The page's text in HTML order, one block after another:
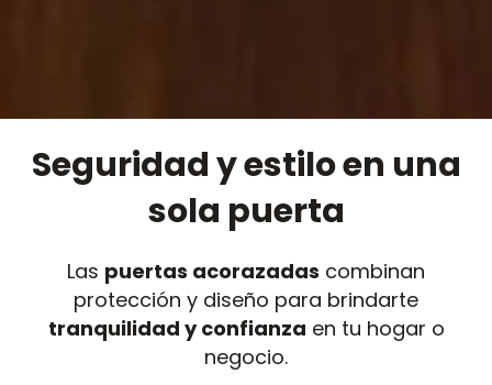
Seguridad y estilo en una
sola puerta
Las puertas acorazadas combinan
protección y diseño para brindarte
tranquilidad y confianza en tu hogar o
negocio.